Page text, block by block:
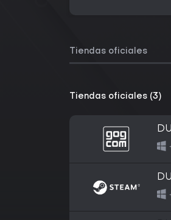
Tiendas oficiales
Tiendas oficiales (3)